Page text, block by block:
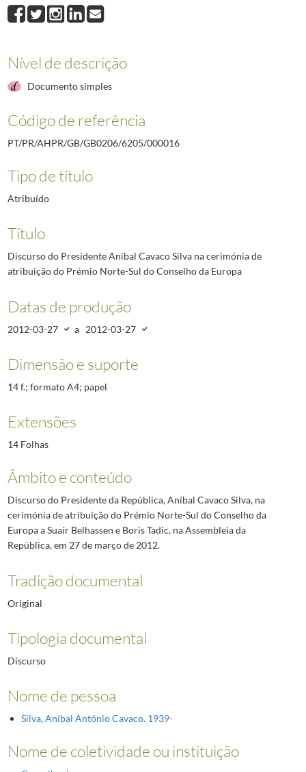
000016Discurso do Presidente Aníbal Cavaco Silva na cerimónia de
000017Discurso do Presidente Aníbal Cavaco Silva na cerimónia de
000019
Discurso do Presidente Aníbal Cavaco Silva por ocasião do
Discurso do Presidente Aníbal Cavaco Silva por ocasião do
000021 Discurso do Presidente Aníbal Cavaco Silva por ocasião da sua
Nível de descrição
Documento simples
Código de referência
PT/PR/AHPR/GB/GB0206/6205/000016
Tipo de título
Atribuído
Título
Discurso do Presidente Aníbal Cavaco Silva na cerimónia de
atribuição do Prémio Norte-Sul do Conselho da Europa
Datas de produção
2012-03-27 a 2012-03-27
Dimensão e suporte
14 f.; formato A4; papel
Extensões
14 Folhas
Âmbito e conteúdo
Discurso do Presidente da República, Aníbal Cavaco Silva, na
cerimónia de atribuição do Prémio Norte-Sul do Conselho da
Europa a Suaír Belhassen e Boris Tadic, na Assembleia da
República, em 27 de março de 2012.
Tradição documental
Original
Tipologia documental
Discurso
Nome de pessoa
Silva, Aníbal António Cavaco. 1939-
Nome de coletividade ou instituição